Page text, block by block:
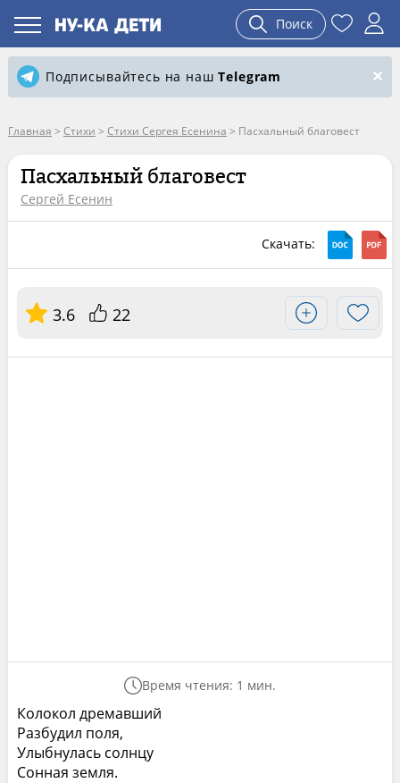
Поиск
Подписывайтесь на нашTelegram
Главная > Стихи > Стихи Сергея Есенина > Пасхальный благовест
Пасхальный благовест
Сергей Есенин
Скачать:
3.6 22
Время чтения: 1 мин.
Колокол дремавший
Разбудил поля,
Улыбнулась солнцу
Сонная земля.